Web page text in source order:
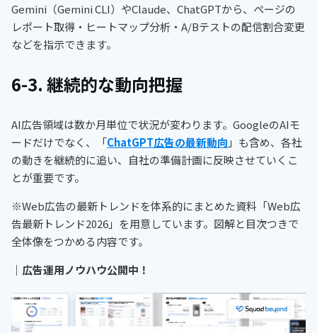
Gemini（Gemini CLI）やClaude、ChatGPTから、ページの
レポート取得・ヒートマップ分析・A/Bテストの配信割合変更
などを指示できます。
6-3. 継続的な動向把握
AI広告領域は数か月単位で状況が変わります。GoogleのAIモ
ードだけでなく、「ChatGPT広告の最新動向 」も含め、各社
の動きを継続的に追い、自社の準備計画に反映させていくこ
とが重要です。
※Web広告の最新トレンドを体系的にまとめた資料「Web広
告最新トレンド2026」を用意しています。図解と目次つきで
全体像をつかめる内容です。
｜ 広告運用ノウハウ公開中！